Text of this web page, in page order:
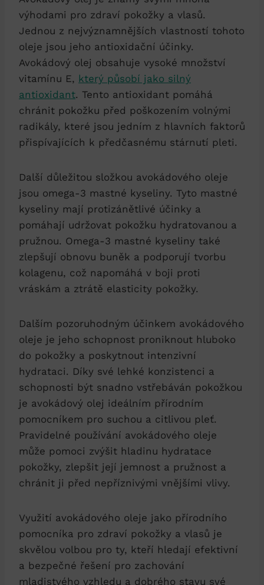
výhodami pro zdraví pokožky a vlasů.
Jednou z nejvýznamnějších vlastností tohoto
oleje jsou jeho antioxidační účinky.
Avokádový olej obsahuje vysoké množství
vitamínu E, který působí jako silný
antioxidant. Tento antioxidant pomáhá
chránit pokožku před poškozením volnými
radikály, které jsou jedním z hlavních faktorů
přispívajících k předčasnému stárnutí pleti.
Další důležitou složkou avokádového oleje
jsou omega-3 mastné kyseliny. Tyto mastné
kyseliny mají protizánětlivé účinky a
pomáhají udržovat pokožku hydratovanou a
pružnou. Omega-3 mastné kyseliny také
zlepšují obnovu buněk a podporují tvorbu
kolagenu, což napomáhá v boji proti
vráskám a ztrátě elasticity pokožky.
Dalším pozoruhodným účinkem avokádového
oleje je jeho schopnost proniknout hluboko
do pokožky a poskytnout intenzivní
hydrataci. Díky své lehké konzistenci a
schopnosti být snadno vstřebáván pokožkou
je avokádový olej ideálním přírodním
pomocníkem pro suchou a citlivou pleť.
Pravidelné používání avokádového oleje
může pomoci zvýšit hladinu hydratace
pokožky, zlepšit její jemnost a pružnost a
chránit ji před nepříznivými vnějšími vlivy.
Využití avokádového oleje jako přírodního
pomocníka pro zdraví pokožky a vlasů je
skvělou volbou pro ty, kteří hledají efektivní
a bezpečné řešení pro zachování
mladistvého vzhledu a dobrého stavu své